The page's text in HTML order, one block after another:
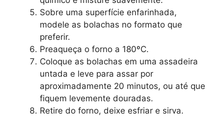
Sobre uma superfície enfarinhada,
modele as bolachas no formato que
preferir.
Preaqueça o forno a 180ºC.
Coloque as bolachas em uma assadeira
untada e leve para assar por
aproximadamente 20 minutos, ou até que
fiquem levemente douradas.
Retire do forno, deixe esfriar e sirva.